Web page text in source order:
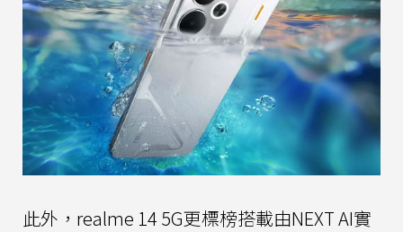
此外，realme 14 5G更標榜搭載由NEXT AI實